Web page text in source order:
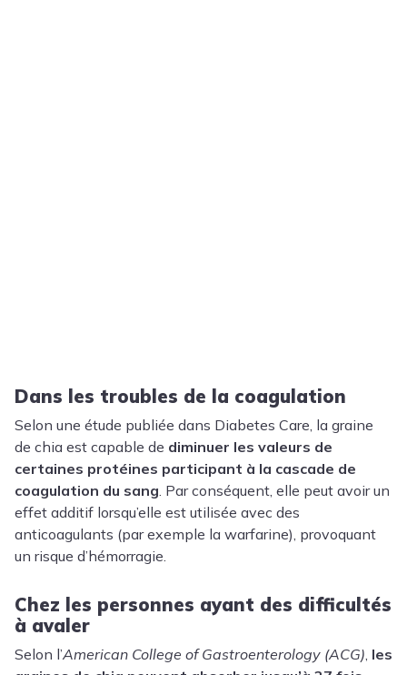
Dans les troubles de la coagulation
Selon une étude publiée dans Diabetes Care, la graine
de chia est capable de diminuer les valeurs de
certaines protéines participant à la cascade de
coagulation du sang. Par conséquent, elle peut avoir un
effet additif lorsqu’elle est utilisée avec des
anticoagulants (par exemple la warfarine), provoquant
un risque d’hémorragie.
Chez les personnes ayant des difficultés
à avaler
Selon l’American College of Gastroenterology (ACG), les